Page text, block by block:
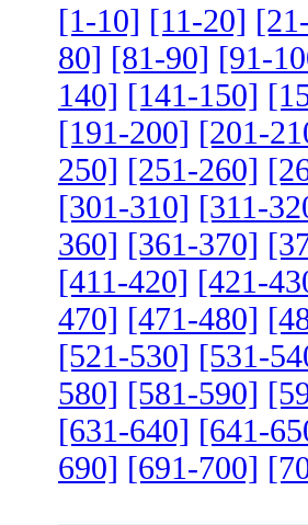
[1-10] [11-20]
80] [81-90] [91-
140] [141-150]
[191-200] [201-
250] [251-260]
[301-310] [311-
360] [361-370]
[411-420] [421-
470] [471-480]
[521-530] [531-
580] [581-590]
[631-640] [641-
690] [691-700]